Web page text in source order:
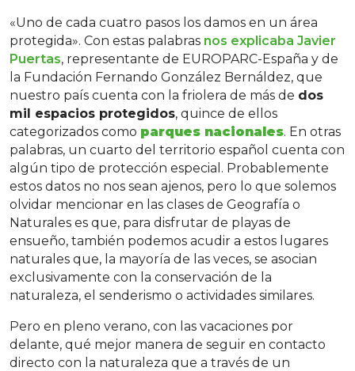
«Uno de cada cuatro pasos los damos en un área
protegida». Con estas palabras nos explicaba Javier
Puertas, representante de EUROPARC-España y de
la Fundación Fernando González Bernáldez, que
nuestro país cuenta con la friolera de más de dos
mil espacios protegidos, quince de ellos
categorizados como parques nacionales. En otras
palabras, un cuarto del territorio español cuenta con
algún tipo de protección especial. Probablemente
estos datos no nos sean ajenos, pero lo que solemos
olvidar mencionar en las clases de Geografía o
Naturales es que, para disfrutar de playas de
ensueño, también podemos acudir a estos lugares
naturales que, la mayoría de las veces, se asocian
exclusivamente con la conservación de la
naturaleza, el senderismo o actividades similares.
Pero en pleno verano, con las vacaciones por
delante, qué mejor manera de seguir en contacto
directo con la naturaleza que a través de un